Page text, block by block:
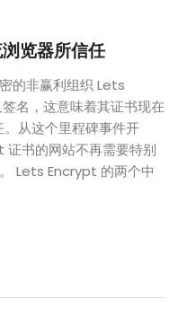
览器所信任
的非赢利组织 Lets
名，这意味着其证书现在
从这个里程碑事件开
书的网站不再需要特别
Lets Encrypt 的两个中